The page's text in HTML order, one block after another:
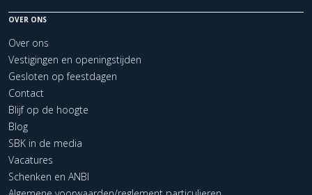
OVER ONS
Over ons
Vestigingen en openingstijden
Gesloten op feestdagen
Contact
Blijf op de hoogte
Blog
SBK in de media
Vacatures
Schenken en ANBI